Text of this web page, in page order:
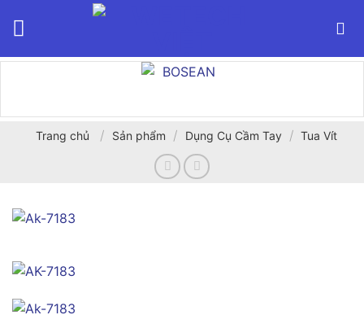
Trang chủ / Sản phẩm / Dụng Cụ Cầm Tay / Tua Vít